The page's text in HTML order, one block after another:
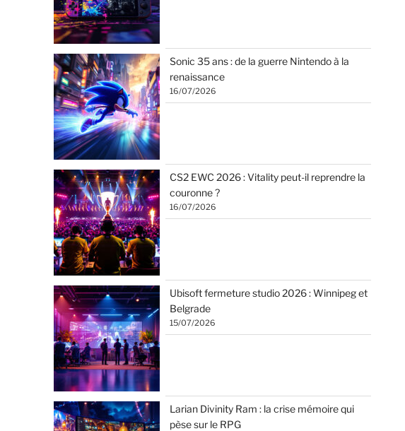
Sonic 35 ans : de la guerre Nintendo à la
renaissance
16/07/2026
CS2 EWC 2026 : Vitality peut-il reprendre la
couronne ?
16/07/2026
Ubisoft fermeture studio 2026 : Winnipeg et
Belgrade
15/07/2026
Larian Divinity Ram : la crise mémoire qui
pèse sur le RPG